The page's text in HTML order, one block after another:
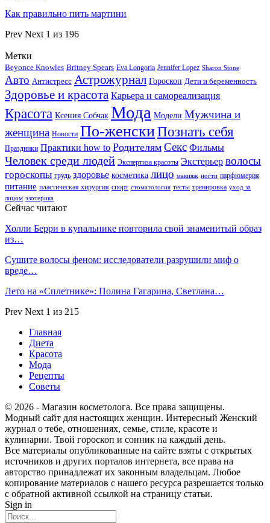
Как правильно пить мартини
Prev Next 1 из 196
Метки
Beyonce Knowles Britney Spears Eva Longoria Jennifer Lopez Sharon Stone
Авто Антистресс Астрожурнал Гороскоп Дети и беременность
Здоровье и красота Карьера и самореализация
Красота Ксения Собчак Мода Модели Мужчина и
женщина Новости По-женскиПознать себя
Праздники Практики how to Родителям Секс Фильмы
Человек среди людей Экспертиза красоты Экстерьер волосы
гороскопы грудь здоровье косметика лицо макияж ногти парфюмерия
питание пластическая хирургия спорт стоматология тесты тренировка уход за
лицом эзотерика
Сейчас читают
Холли Берри в купальнике повторила свой знаменитый образ
из…
Сушите волосы феном: исследователи разрушили миф о
вреде…
Лето на «Сплетнике»: Полина Гагарина, Светлана…
Prev Next 1 из 215
Главная
Диета
Красота
Мода
Рецепты
Советы
© 2026 - Магазин косметолога. Все права защищены.
Модный сайт для настоящих женщин. Интересный Женский
журнал о тебе, отношениях, семье, стиле, красоте и
кулинарии. Твой гороскоп и сонник на каждый день.
Все материалы опубликованные на сайте взяты с открытых
источников и других порталов интернета, все права на
авторство принадлежат их законным владельцам. Любое
копирование материалов с нашего ресурса разрешается только
с обратной активной ссылкой на страницу статьи.
Sign in